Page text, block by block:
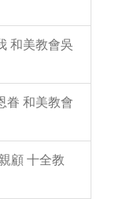
和美教會吳
眷 和美教會
顧 十全教